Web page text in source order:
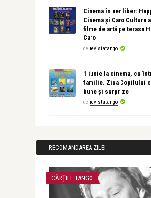
Cinema în aer liber:
Cinema și Caro Cultura
filme de artă pe terasa
Caro
de revistatango
1 iunie la cinema, cu
familie. Ziua Copilului
bune și surprize
de revistatango
RECOMANDAREA ZILEI
CĂRȚILE TANGO